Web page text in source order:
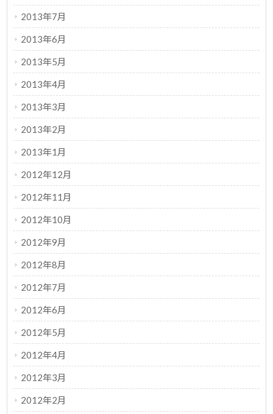
2013年7月
2013年6月
2013年5月
2013年4月
2013年3月
2013年2月
2013年1月
2012年12月
2012年11月
2012年10月
2012年9月
2012年8月
2012年7月
2012年6月
2012年5月
2012年4月
2012年3月
2012年2月